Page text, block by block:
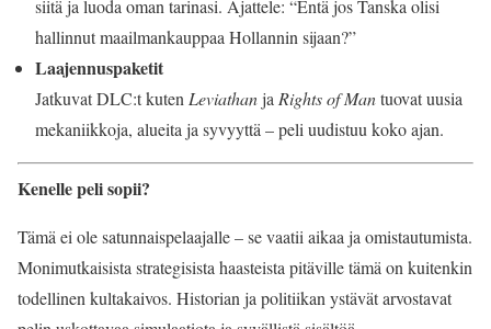
siitä ja luoda oman tarinasi. Ajattele: “Entä jos Tanska olisi
hallinnut maailmankauppaa Hollannin sijaan?”
Laajennuspaketit
Jatkuvat DLC:t kutenLeviathanjaRights of Mantuovat uusia
mekaniikkoja, alueita ja syvyyttä – peli uudistuu koko ajan.
Kenelle peli sopii?
Tämä ei ole satunnaispelaajalle – se vaatii aikaa ja omistautumista.
Monimutkaisista strategisista haasteista pitäville tämä on kuitenkin
todellinen kultakaivos. Historian ja politiikan ystävät arvostavat